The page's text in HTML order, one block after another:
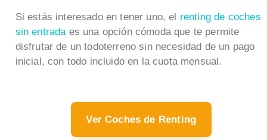
Si estás interesado en tener uno, el renting de coches
sin entradaes una opción cómoda que te permite
disfrutar de un todoterreno sin necesidad de un pago
inicial, con todo incluido en la cuota mensual.
Ver Coches de Renting